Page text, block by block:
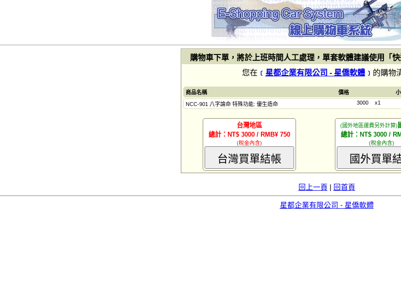
購物車下單，將於上班時間人工處理，單套軟體建議使用「
您在 ﹝ 星都企業有限公司 - 星僑軟體﹞ 的購物
商品名稱 價格
NCC-901 八字論命 特殊功能: 優生造命
3000 x1
台灣地區
總計：NT$ 3000 / RMB¥ 750
(稅金內含)
台灣買單結帳
(國外地區運費另外計算)
總計：NT$ 3000 /
(稅金內含)
國外買單
回上一頁 | 回首頁
星都企業有限公司 - 星僑軟體